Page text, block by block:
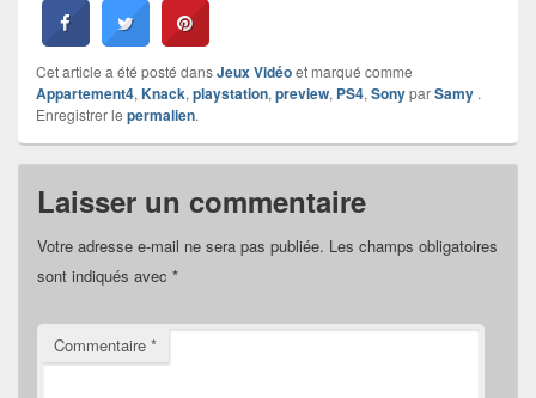
Cet article a été posté dansJeux Vidéoet marqué comme
Appartement4,Knack,playstation,preview, PS4,SonyparSamy .
Enregistrer le permalien.
Laisser un commentaire
Votre adresse e-mail ne sera pas publiée. Les champs obligatoires
sont indiqués avec *
Commentaire *